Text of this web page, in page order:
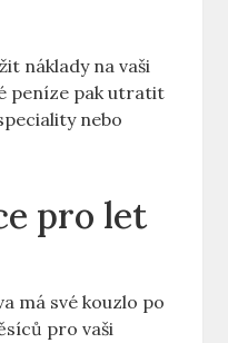
náklady na vaši
peníze pak utratit
nebo
pro let
má své kouzlo po
pro vaši